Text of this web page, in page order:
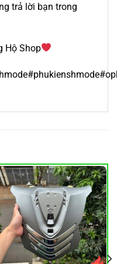
trả lời bạn trong
Hộ Shop